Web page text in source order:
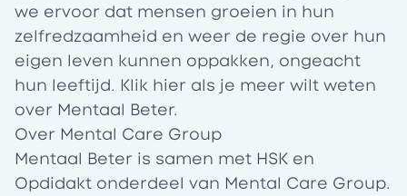
we ervoor dat mensen groeien in hun
zelfredzaamheid en weer de regie over hun
eigen leven kunnen oppakken, ongeacht
hun leeftijd. Klik hier als je meer wilt weten
over Mentaal Beter.
Over Mental Care Group
Mentaal Beter is samen met HSK en
Opdidakt onderdeel van Mental Care Group.